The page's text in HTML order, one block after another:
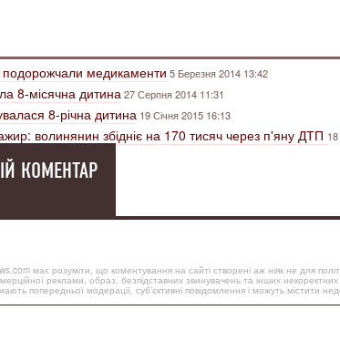
подорожчали медикаменти 5 Березня 2014 13:42
8-місячна дитина27 Серпня 2014 11:31
8-річна дитина 19 Січня 2015 16:13
волинянин збідніє на 170 тисяч через п'яну ДТП
КОМЕНТАР
має розуміти, що коментування на сайті створені аж ніяк не для
реклами, образ, безпідставних звинувачень та інших
попередньої модерації, суб’єктивні повідомлення і можуть містити